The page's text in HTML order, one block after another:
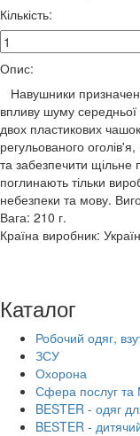
Кількість:
Опис:
Навушники
впливу шуму
двох пластикових
регульованого
та забезпечити
поглинають тільки
небезпеки та мову.
Вага: 210 г.
Країна виробник:
Каталог
Робочий одяг,
ЗСУ
Охорона
Сфера послуг та
BESTER - одяг
BESTER -